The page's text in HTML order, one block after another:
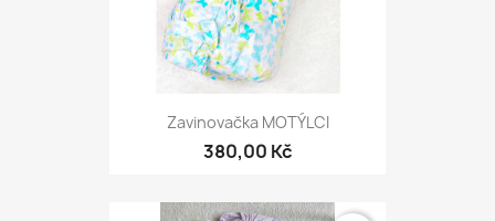
Zavinovačka MOTÝLCI
380,00 Kč